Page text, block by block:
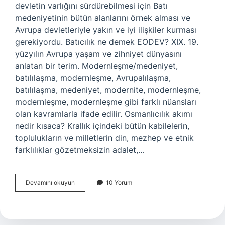
devletin varlığını sürdürebilmesi için Batı
medeniyetinin bütün alanlarını örnek alması ve
Avrupa devletleriyle yakın ve iyi ilişkiler kurması
gerekiyordu. Batıcılık ne demek EODEV? XIX. 19.
yüzyılın Avrupa yaşam ve zihniyet dünyasını
anlatan bir terim. Modernleşme/medeniyet,
batılılaşma, modernleşme, Avrupalılaşma,
batılılaşma, medeniyet, modernite, modernleşme,
modernleşme, modernleşme gibi farklı nüansları
olan kavramlarla ifade edilir. Osmanlıcılık akımı
nedir kısaca? Krallık içindeki bütün kabilelerin,
toplulukların ve milletlerin din, mezhep ve etnik
farklılıklar gözetmeksizin adalet,…
Devamını okuyun
Nedir
10 Yorum